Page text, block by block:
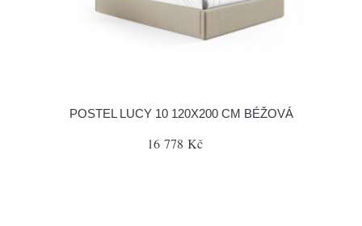
POSTEL LUCY 10 120X200 CM BÉŽOVÁ
16 778 Kč